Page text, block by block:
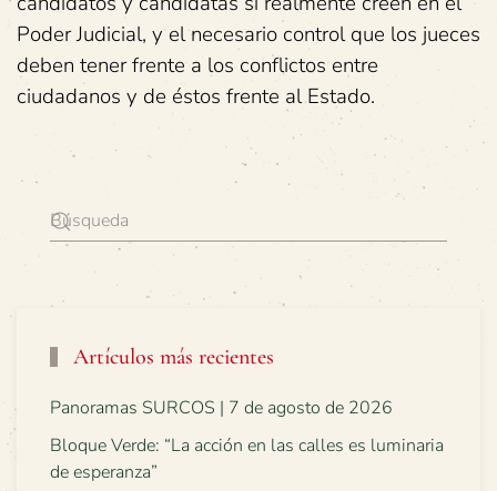
Poder Judicial, y el necesario control que los jueces
deben tener frente a los conflictos entre
ciudadanos y de éstos frente al Estado.
Artículos más recientes
Panoramas SURCOS | 7 de agosto de 2026
Bloque Verde: “La acción en las calles es luminaria
de esperanza”